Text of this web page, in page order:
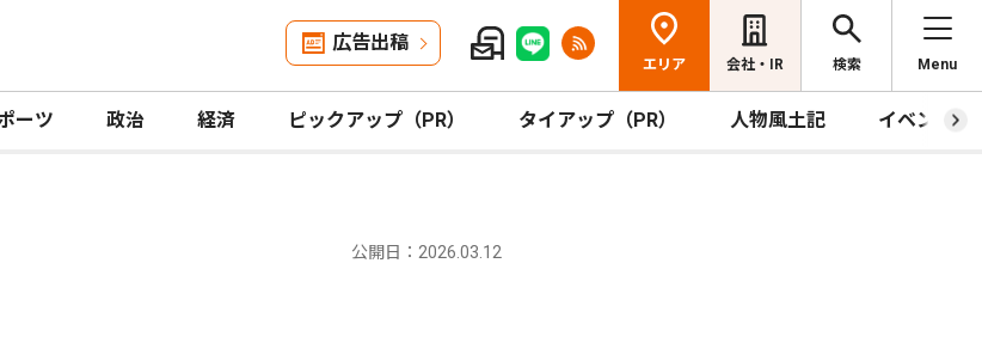
広告出稿
エリア 会社・IR 検索 Menu
ーツ 政治 経済 ピックアップ（PR） タイアップ（PR） 人物風土記 イベント
公開日：2026.03.12